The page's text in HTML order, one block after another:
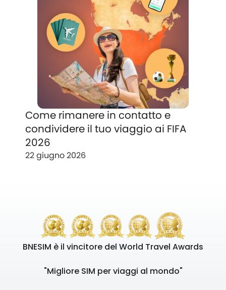
Come rimanere in contatto e
condividere il tuo viaggio ai FIFA
2026
22 giugno 2026
BNESIM è il vincitore del World Travel Awards
"Migliore SIM per viaggi al mondo"